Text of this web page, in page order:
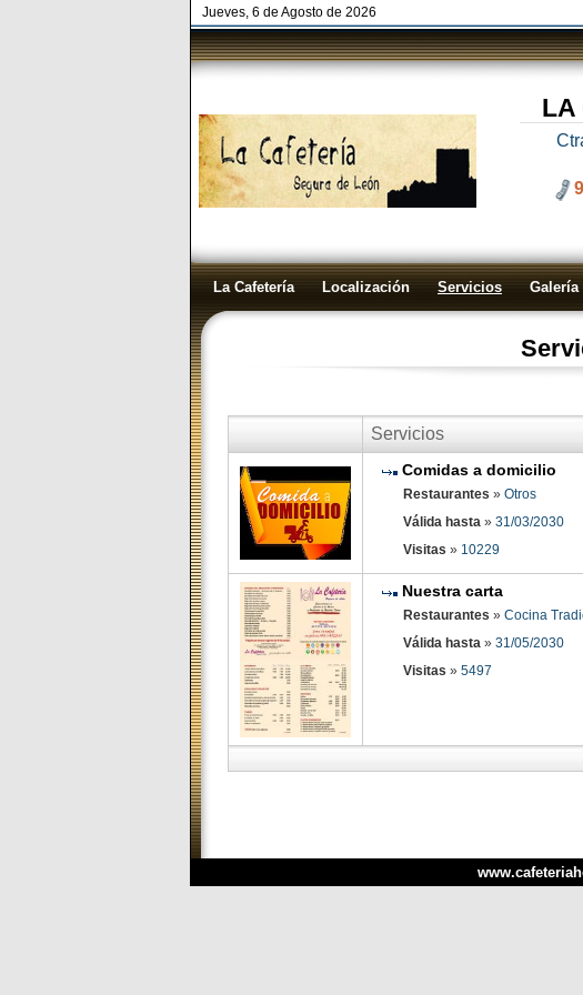
Jueves, 6 de Agosto de 2026
LA
La Cafetería Localización Servicios Galería
Servicios
Comidas a domicilio
Restaurantes » Otros
Válida hasta » 31/03/2030
Visitas » 10229
Nuestra carta
Restaurantes » Cocina
Válida hasta » 31/05/2030
Visitas » 5497